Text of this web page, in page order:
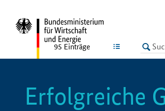
LISTE
95 Einträge
Erfolgreiche